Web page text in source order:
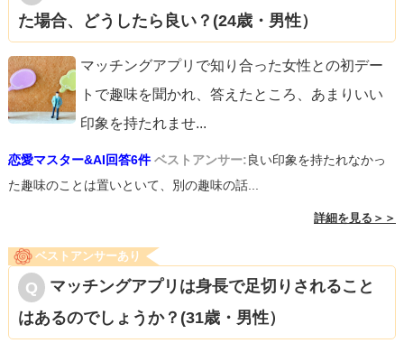
た場合、どうしたら良い？(24歳・男性）
マッチングアプリで知り合った女性との初デー
トで趣味を聞かれ、答えたところ、あまりいい
印象を持たれませ...
恋愛マスター&AI回答6件 ベストアンサー:良い印象を持たれなかっ
た趣味のことは置いといて、別の趣味の話...
詳細を見る＞＞
ベストアンサーあり
マッチングアプリは身長で足切りされること
はあるのでしょうか？(31歳・男性）